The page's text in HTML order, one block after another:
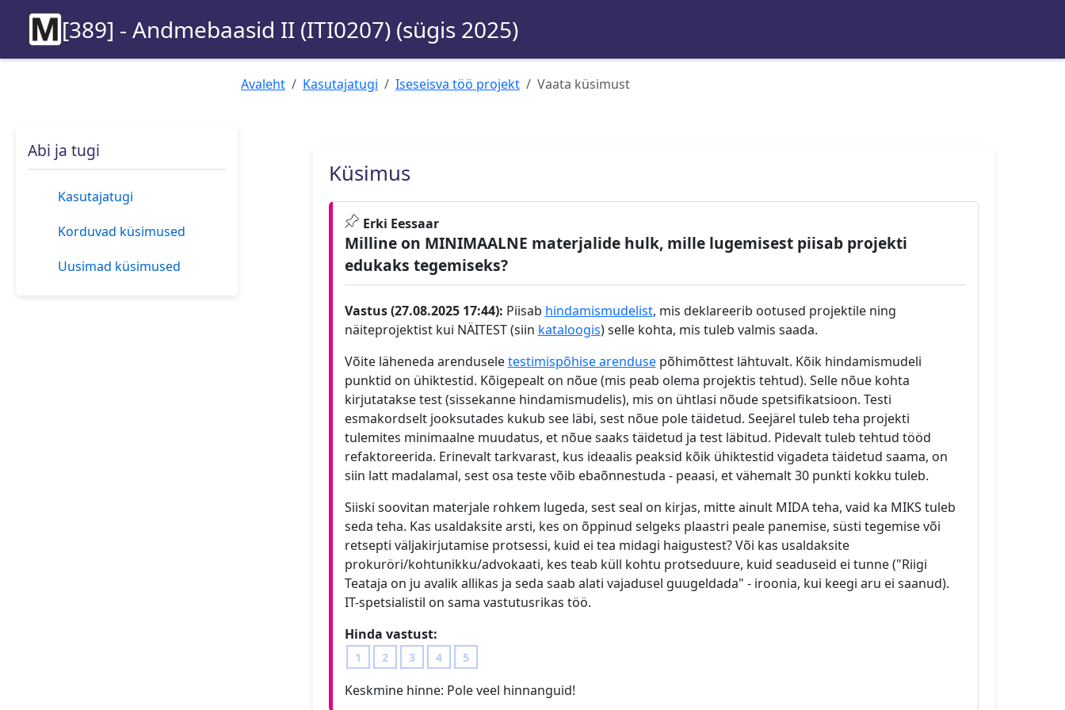
[389] - Andmebaasid II (ITI0207) (sügis 2025)
Avaleht Kasutajatugi Iseseisva töö projekt Vaata küsimust
Abi ja tugi
Kasutajatugi
Korduvad küsimused
Uusimad küsimused
Küsimus
Erki Eessaar
Milline on MINIMAALNE materjalide hulk, mille lugemisest piisab projekti
edukaks tegemiseks?
Vastus (27.08.2025 17:44): Piisab hindamismudelist, mis deklareerib ootused projektile ning
näiteprojektist kui NÄITEST (siin kataloogis) selle kohta, mis tuleb valmis saada.
Võite läheneda arenduseletestimispõhise arendusepõhimõttest lähtuvalt. Kõik hindamismudeli
punktid on ühiktestid. Kõigepealt on nõue (mis peab olema projektis tehtud). Selle nõue kohta
kirjutatakse test (sissekanne hindamismudelis), mis on ühtlasi nõude spetsifikatsioon. Testi
esmakordselt jooksutades kukub see läbi, sest nõue pole täidetud. Seejärel tuleb teha projekti
tulemites minimaalne muudatus, et nõue saaks täidetud ja test läbitud. Pidevalt tuleb tehtud tööd
refaktoreerida. Erinevalt tarkvarast, kus ideaalis peaksid kõik ühiktestid vigadeta täidetud saama, on
siin latt madalamal, sest osa teste võib ebaõnnestuda - peaasi, et vähemalt 30 punkti kokku tuleb.
Siiski soovitan materjale rohkem lugeda, sest seal on kirjas, mitte ainult MIDA teha, vaid ka MIKS tuleb
seda teha. Kas usaldaksite arsti, kes on õppinud selgeks plaastri peale panemise, süsti tegemise või
retsepti väljakirjutamise protsessi, kuid ei tea midagi haigustest? Või kas usaldaksite
prokuröri/kohtunikku/advokaati, kes teab küll kohtu protseduure, kuid seaduseid ei tunne ("Riigi
Teataja on ju avalik allikas ja seda saab alati vajadusel guugeldada" - iroonia, kui keegi aru ei saanud).
IT-spetsialistil on sama vastutusrikas töö.
Hinda vastust:
1 2 3 4 5
Keskmine hinne: Pole veel hinnanguid!